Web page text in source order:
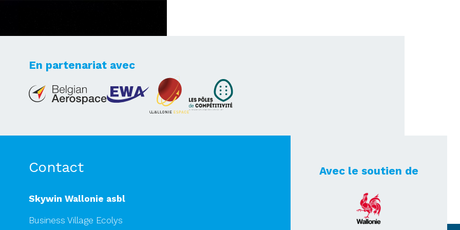
En partenariat avec
Contact
Skywin Wallonie asbl
Business Village Ecolys
Avec le soutien de